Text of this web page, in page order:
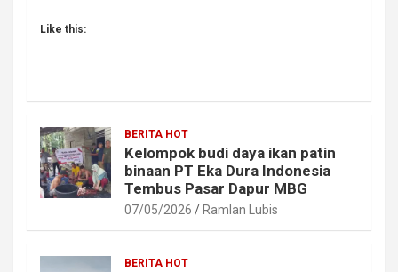
Like this:
BERITA HOT
Kelompok budi daya ikan patin
binaan PT Eka Dura Indonesia
Tembus Pasar Dapur MBG
07/05/2026 Ramlan Lubis
BERITA HOT